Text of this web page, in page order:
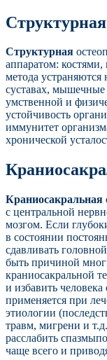
Структурная
аппаратом:
метода
суставах, мышечные
умственной и
устойчивость
иммунитет
хронической
Краниосакральная
с центральной
мозгом. Если
в состоянии
сдавливать
быть причиной
краниосакральной
и избавить
применяется при
этиологии
травм, мигрени и
расслабить
чаще всего и